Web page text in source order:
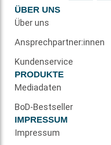
ÜBER UNS
Über uns
Ansprechpartner:innen
Kundenservice
PRODUKTE
Mediadaten
BoD-Bestseller
IMPRESSUM
Impressum